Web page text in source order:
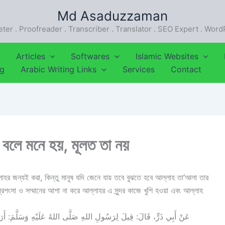
Md Asaduzzaman
. Proofreader . Transcriber . Translator . SEO Expert .
Articles Softwares Islamic Websites
Arabic Writing Links Services Contact
বলে মনে হয়, মূলত তা নয়
জন্যই করা, কিন্তু মানুষ যদি জেনে যায় তবে বুঝতে হবে আল্লাহ তা‘আলা তার
ও সম্মানের আশা না করে আল্লাহর এ সুন্দর কাজে খুশি হওয়া এবং আল্লাহ
عَنْ أَبِي ذَرٍّ، قَالَ: قِيلَ لِرَسُولِ اللهِ صَلَّى اللهُ عَلَيْهِ وَسَلَّمَ: